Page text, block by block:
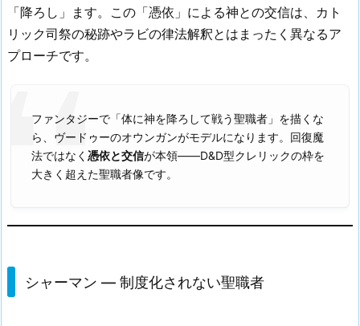
「降ろし」ます。この「憑依」による神との交信は、カト
リック司祭の秘跡やラビの律法解釈とはまったく異なるア
プローチです。
ファンタジーで「体に神を降ろして戦う聖職者」を描くな
ら、ヴードゥーのオウンガンがモデルになります。回復魔
法ではなく 憑依と交信が本領——D&D型クレリックの枠を
大きく超えた聖職者像です。
シャーマン — 制度化されない聖職者